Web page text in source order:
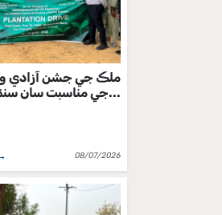
ملڪ جي جشن آزادي
جي مناسبت سان سنڌ يوني...
08/07/2026